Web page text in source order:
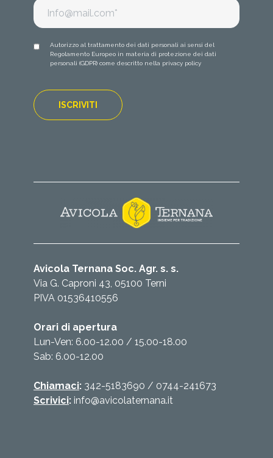
Autorizzo al trattamento dei dati personali ai sensi del
Regolamento Europeo in materia di protezione dei dati
personali (GDPR) come descritto nella privacy policy
Avicola Ternana Soc. Agr. s. s.
Via G. Caproni 43, 05100 Terni
PIVA 01536410556
Orari di apertura
Lun-Ven: 6.00-12.00 / 15.00-18.00
Sab: 6.00-12.00
Chiamaci: 342-5183690 / 0744-241673
Scrivici: info@avicolaternana.it